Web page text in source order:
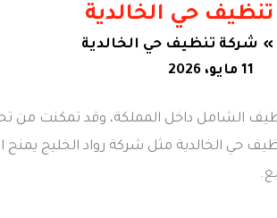
حي الخالدية
شركة تنظيف حي الخالدية
11 مايو، 2026
الشامل داخل المملكة، وقد تمكنت
حي الخالدية مثل شركة رواد الخليج يمنح